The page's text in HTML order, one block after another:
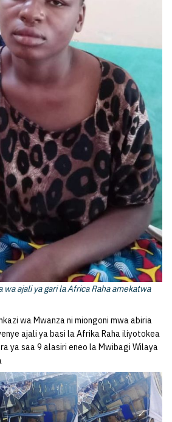
ajali ya gari la Africa Raha amekatwa
wa Mwanza ni miongoni mwa abiria
ajali ya basi la Afrika Raha iliyotokea
ya saa 9 alasiri eneo la Mwibagi Wilaya